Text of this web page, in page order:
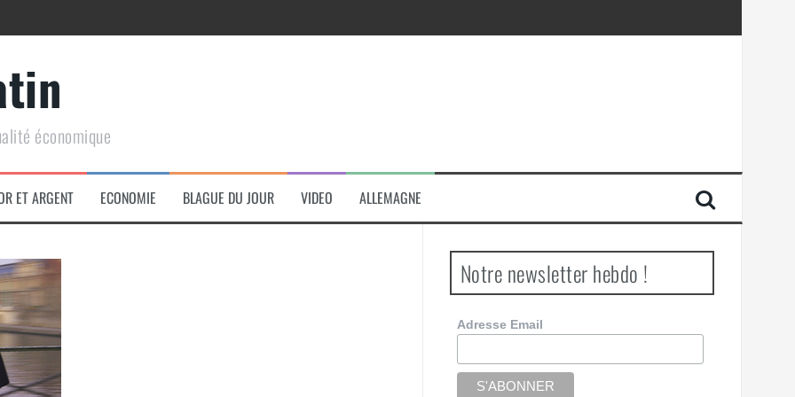
de conquête géopolitique massive
économique
ET ARGENT ECONOMIE BLAGUE DU JOUR VIDEO ALLEMAGNE
Notre newsletter hebdo !
Adresse Email